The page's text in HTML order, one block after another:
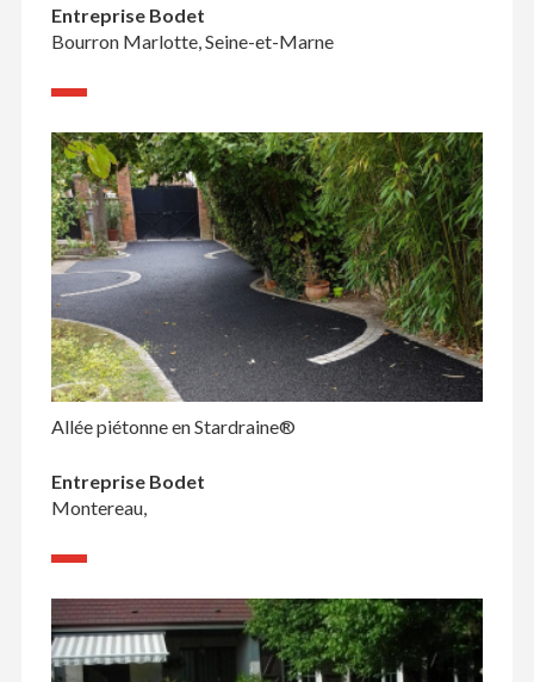
Entreprise Bodet
Bourron Marlotte, Seine-et-Marne
Allée piétonne en Stardraine®
Entreprise Bodet
Montereau,